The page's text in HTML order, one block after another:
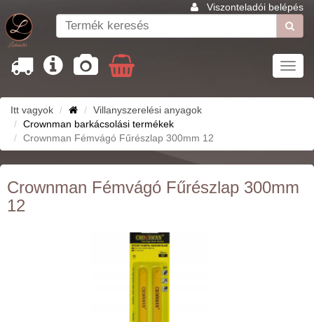
Viszonteladói belépés
Itt vagyok
Villanyszerelési anyagok
Crownman barkácsolási termékek
Crownman Fémvágó Fűrészlap 300mm 12
Crownman Fémvágó Fűrészlap 300mm
12